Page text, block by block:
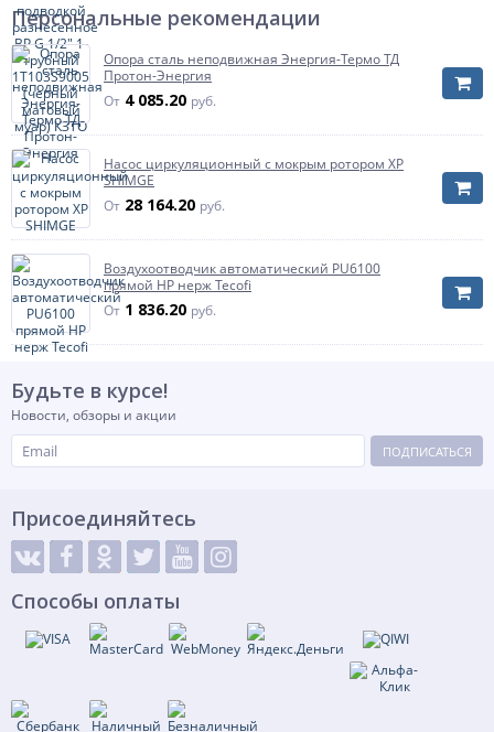
Персональные рекомендации
Опора сталь неподвижная Энергия-Термо ТД
Протон-Энергия
От 4 085.20 руб.
Насос циркуляционный с мокрым ротором XP
SHIMGE
От 28 164.20 руб.
Воздухоотводчик автоматический PU6100
прямой НР нерж Tecofi
От 1 836.20 руб.
Будьте в курсе!
Новости, обзоры и акции
ПОДПИСАТЬСЯ
Присоединяйтесь
Способы оплаты